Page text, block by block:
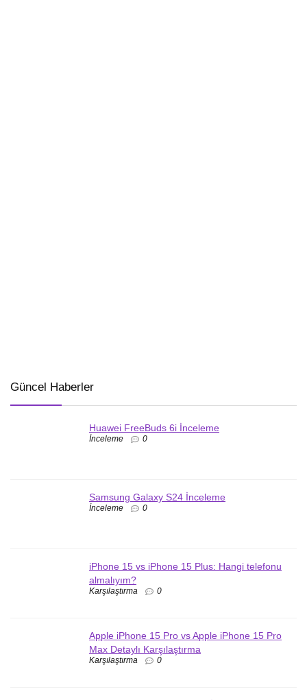
Güncel Haberler
Huawei FreeBuds 6i İnceleme
İnceleme 0
Samsung Galaxy S24 İnceleme
İnceleme 0
iPhone 15 vs iPhone 15 Plus: Hangi telefonu
almalıyım?
Karşılaştırma 0
Apple iPhone 15 Pro vs Apple iPhone 15 Pro
Max Detaylı Karşılaştırma
Karşılaştırma 0